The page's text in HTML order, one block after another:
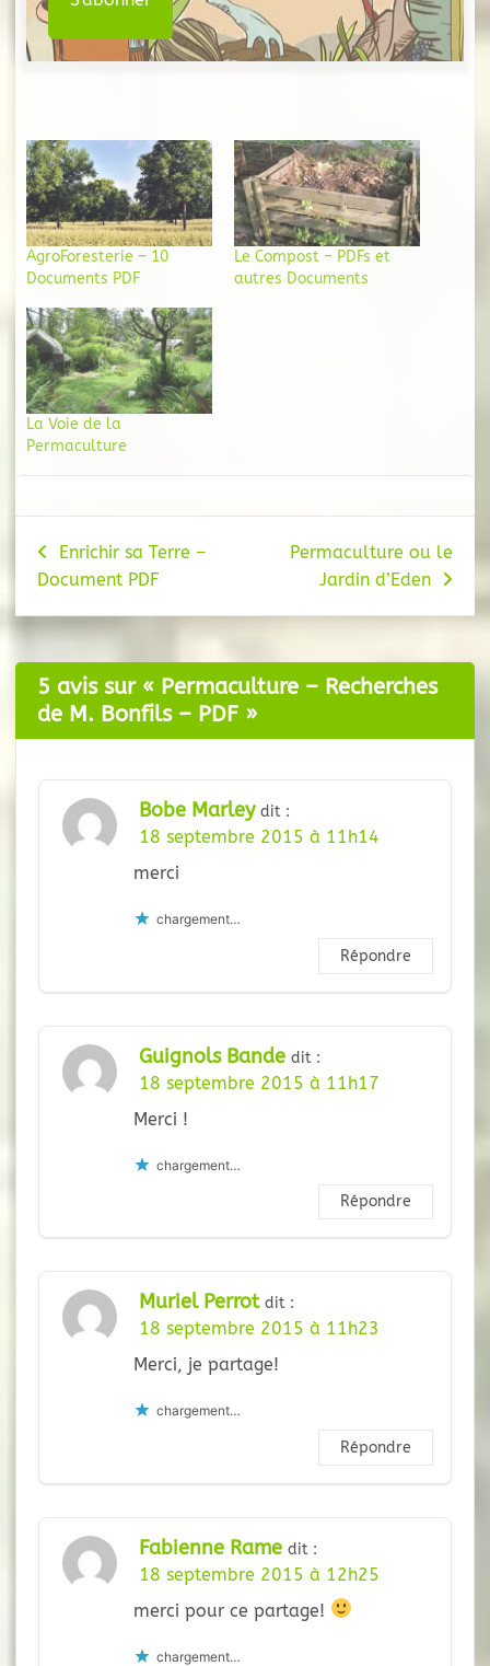
AgroForesterie – 10
Documents PDF
Le Compost – PDFs et
autres Documents
La Voie de la
Permaculture
Navigation
de
l’article
Enrichir sa Terre –
Document PDF
Permaculture ou le
Jardin d’Eden
5 avis sur « Permaculture – Recherches
de M. Bonfils – PDF »
Bobe Marley dit :
18 septembre 2015 à 11h14
merci
chargement…
Répondre
Guignols Bande dit :
18 septembre 2015 à 11h17
Merci !
chargement…
Répondre
Muriel Perrot dit :
18 septembre 2015 à 11h23
Merci, je partage!
chargement…
Répondre
Fabienne Rame dit :
18 septembre 2015 à 12h25
merci pour ce partage!
chargement…